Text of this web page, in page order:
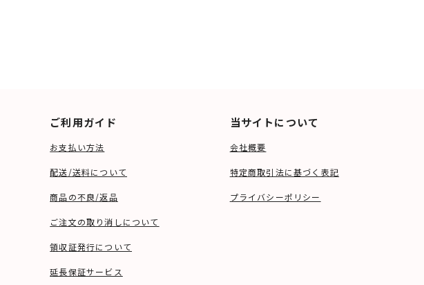
ご利用ガイド
お支払い方法
配送/送料について
商品の不良/返品
ご注文の取り消しについて
領収証発行について
延長保証サービス
当サイトについて
会社概要
特定商取引法に基づく表記
プライバシーポリシー